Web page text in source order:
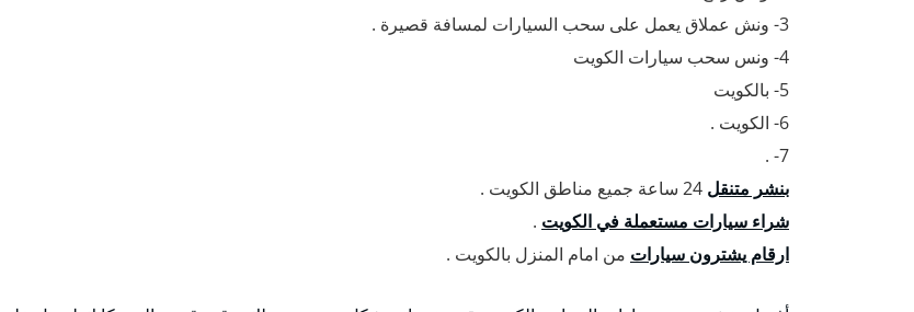
3- ونش عملاق يعمل على سحب السيارات لمسافة قصيرة .
4- ونس سحب سيارات الكويت
5- بالكويت
6- الكويت .
7- .
بنشر متنقل
شراء سيارات مستعملة في الكويت .
ارقام يشترون سيارات من امام المنزل بالكويت .